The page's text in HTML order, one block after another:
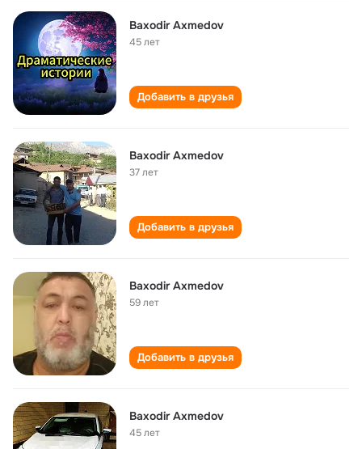
Baxodir Axmedov
45 лет
Добавить в друзья
Baxodir Axmedov
37 лет
Добавить в друзья
Baxodir Axmedov
59 лет
Добавить в друзья
Baxodir Axmedov
45 лет